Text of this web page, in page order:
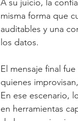
A su juicio, la
misma forma que
auditables y una
los datos.
El mensaje final
quienes
En ese escenario,
en herramientas